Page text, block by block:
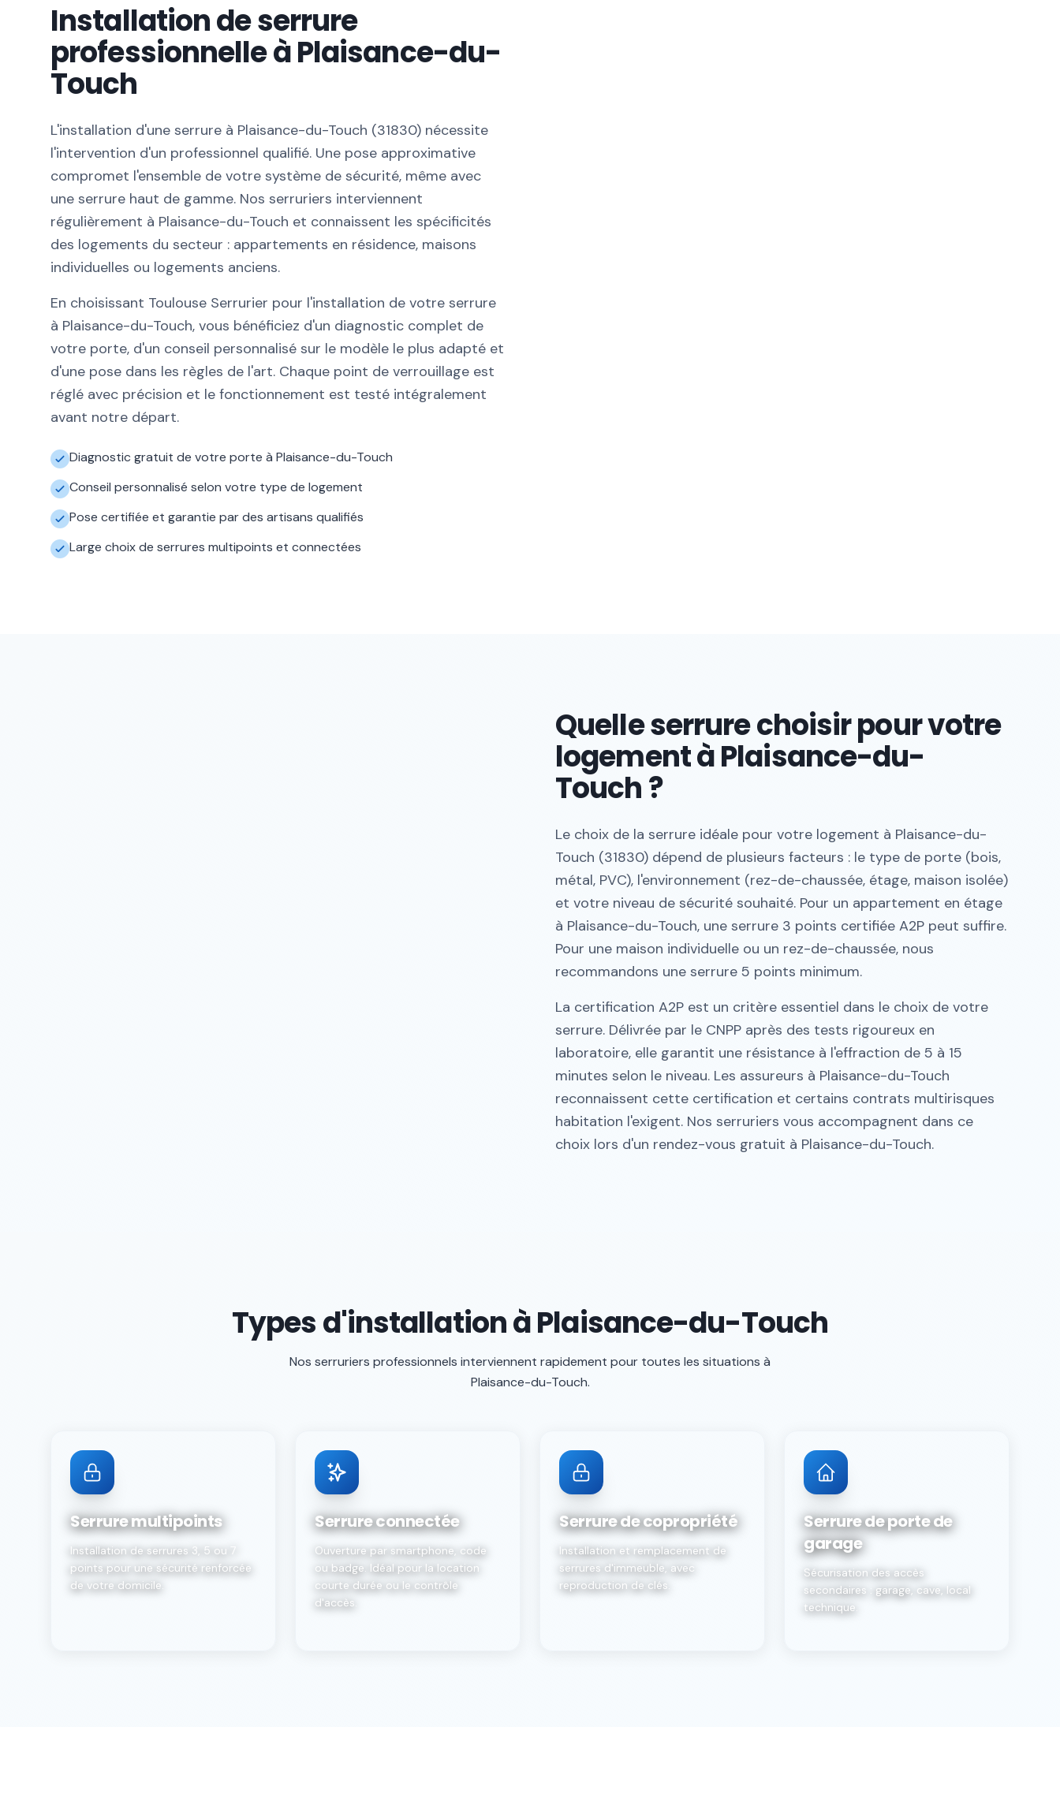
Installation de serrure
professionnelle à Plaisance-du-
Touch
L'installation d'une serrure à Plaisance-du-Touch (31830) nécessite
l'intervention d'un professionnel qualifié. Une pose approximative
compromet l'ensemble de votre système de sécurité, même avec
une serrure haut de gamme. Nos serruriers interviennent
régulièrement à Plaisance-du-Touch et connaissent les spécificités
des logements du secteur : appartements en résidence, maisons
individuelles ou logements anciens.
En choisissant Toulouse Serrurier pour l'installation de votre serrure
à Plaisance-du-Touch, vous bénéficiez d'un diagnostic complet de
votre porte, d'un conseil personnalisé sur le modèle le plus adapté et
d'une pose dans les règles de l'art. Chaque point de verrouillage est
réglé avec précision et le fonctionnement est testé intégralement
avant notre départ.
Diagnostic gratuit de votre porte à Plaisance-du-Touch
Conseil personnalisé selon votre type de logement
Pose certifiée et garantie par des artisans qualifiés
Large choix de serrures multipoints et connectées
Quelle serrure choisir pour votre
logement à Plaisance-du-
Touch ?
Le choix de la serrure idéale pour votre logement à Plaisance-du-
Touch (31830) dépend de plusieurs facteurs : le type de porte (bois,
métal, PVC), l'environnement (rez-de-chaussée, étage, maison isolée)
et votre niveau de sécurité souhaité. Pour un appartement en étage
à Plaisance-du-Touch, une serrure 3 points certifiée A2P peut suffire.
Pour une maison individuelle ou un rez-de-chaussée, nous
recommandons une serrure 5 points minimum.
La certification A2P est un critère essentiel dans le choix de votre
serrure. Délivrée par le CNPP après des tests rigoureux en
laboratoire, elle garantit une résistance à l'effraction de 5 à 15
minutes selon le niveau. Les assureurs à Plaisance-du-Touch
reconnaissent cette certification et certains contrats multirisques
habitation l'exigent. Nos serruriers vous accompagnent dans ce
choix lors d'un rendez-vous gratuit à Plaisance-du-Touch.
Types d'installation à Plaisance-du-Touch
Nos serruriers professionnels interviennent rapidement pour toutes les situations à
Plaisance-du-Touch.
Serrure multipoints
Installation de serrures 3, 5 ou 7
points pour une sécurité renforcée
de votre domicile.
Serrure connectée
Ouverture par smartphone, code
ou badge. Idéal pour la location
courte durée ou le contrôle
d'accès.
Serrure de copropriété
Installation et remplacement de
serrures d'immeuble, avec
reproduction de clés.
Serrure de porte de
garage
Sécurisation des accès
secondaires : garage, cave, local
technique.